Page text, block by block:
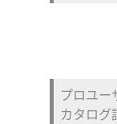
プロユー
カタログ